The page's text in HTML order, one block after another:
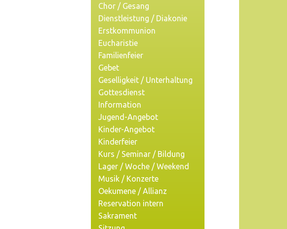
Chor / Gesang
Dienstleistung / Diakonie
Erstkommunion
Eucharistie
Familienfeier
Gebet
Geselligkeit / Unterhaltung
Gottesdienst
Information
Jugend-Angebot
Kinder-Angebot
Kinderfeier
Kurs / Seminar / Bildung
Lager / Woche / Weekend
Musik / Konzerte
Oekumene / Allianz
Reservation intern
Sakrament